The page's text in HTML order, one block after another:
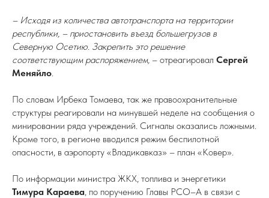
– Исходя из количества автотранспорта на территории
республики, – приостановить въезд большегрузов в
Северную Осетию. Закрепить это решение
соответствующим распоряжением, – отреагировал Сергей
Меняйло.
По словам Ирбека Томаева, так же правоохранительные
структуры реагировали на минувшей неделе на сообщения о
минировании ряда учреждений. Сигналы оказались ложными.
Кроме того, в регионе вводился режим беспилотной
опасности, в аэропорту «Владикавказ» – план «Ковер».
По информации министра ЖКХ, топлива и энергетики
Тимура Караева, по поручению Главы РСО–А в связи с